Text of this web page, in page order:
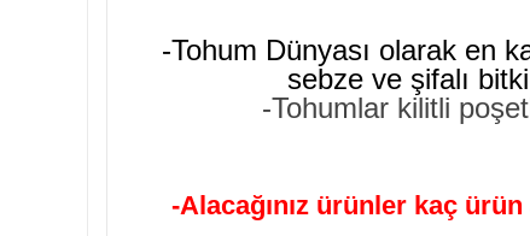
-Tohum Dünyası olarak en
sebze ve şifalı
-Tohumlar kilitli
-Alacağınız ürünler kaç